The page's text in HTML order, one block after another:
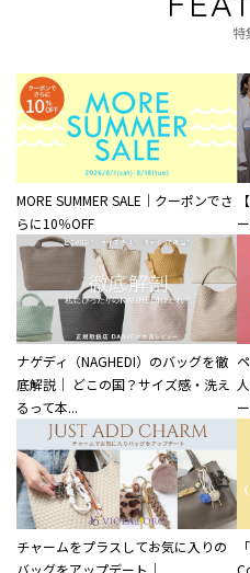
特
MORE SUMMER SALE｜クーポンでさ
らに10％OFF
ナゲディ（NAGHEDI）のバッグを徹
底解説｜ どこの国？サイズ感・洗え
るって本...
チャームをプラスしてお気に入りの
バッグをアップデート｜